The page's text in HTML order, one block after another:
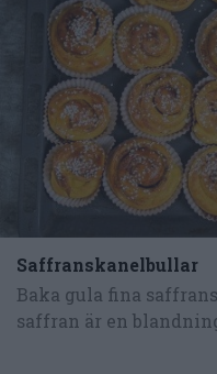
Saffranskanelbullar
Baka gula fina
saffran är en